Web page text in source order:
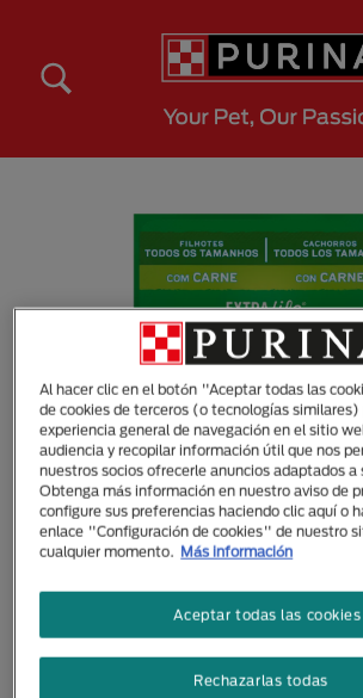
Al hacer clic en el botón "Aceptar todas las
de cookies de terceros (o tecnologías similares)
experiencia general de navegación en el sitio
audiencia y recopilar información útil que nos
nuestros socios ofrecerle anuncios adaptados a
Obtenga más información en nuestro aviso de
configure sus preferencias haciendo clic aquí o
enlace "Configuración de cookies" de nuestro
cualquier momento.
Más información
Rechazarlas todas
Aceptar todas las cookies